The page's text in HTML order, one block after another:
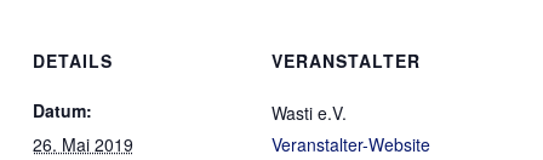
DETAILS
Datum:
26. Mai 2019
VERANSTALTER
Wasti e.V.
Veranstalter-Website